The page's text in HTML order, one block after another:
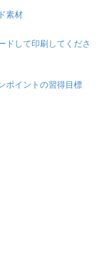
素材
して印刷してくださ
ポイントの習得目標